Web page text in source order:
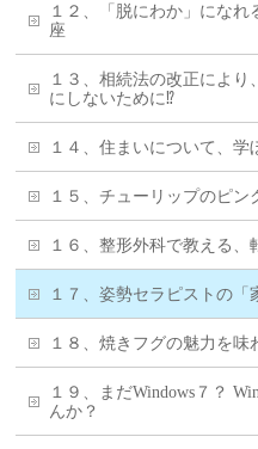
１２、「脱にわか」にな
座
１３、相続法の改正により
にしないために⁉
１４、住まいについて、学
１５、チューリップのピン
１６、整形外科で教える、
１７、姿勢セラピストの「
１８、焼きフグの魅力を味
１９、まだWindows７？
んか？